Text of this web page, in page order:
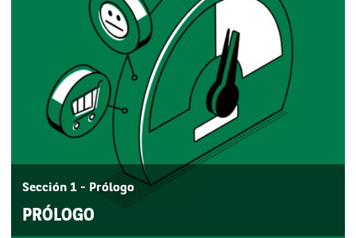
Sección 1 - Prólogo
PRÓLOGO